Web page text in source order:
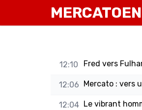
12:10 Fred vers
12:06 Mercato : vers
12:04 Le vibrant